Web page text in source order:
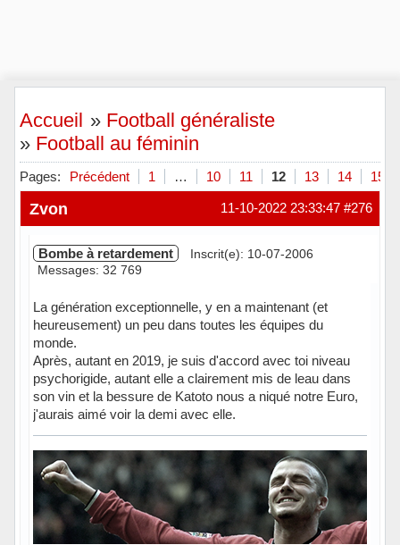
Accueil » Football généraliste
» Football au féminin
Pages: Précédent 1 … 10 11 12 13 14 15
#276
11-10-2022 23:33:47
Zvon
Bombe à retardement
Inscrit(e): 10-07-2006
Messages: 32 769
La génération exceptionnelle, y en a maintenant (et
heureusement) un peu dans toutes les équipes du
monde.
Après, autant en 2019, je suis d'accord avec toi niveau
psychorigide, autant elle a clairement mis de leau dans
son vin et la bessure de Katoto nous a niqué notre Euro,
j'aurais aimé voir la demi avec elle.